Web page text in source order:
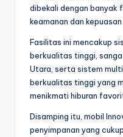
dibekali dengan banyak
keamanan dan
Fasilitas ini mencakup
berkualitas tinggi,
Utara, serta sistem
berkualitas tinggi yang
menikmati hiburan
Disamping itu, mobil
penyimpanan yang